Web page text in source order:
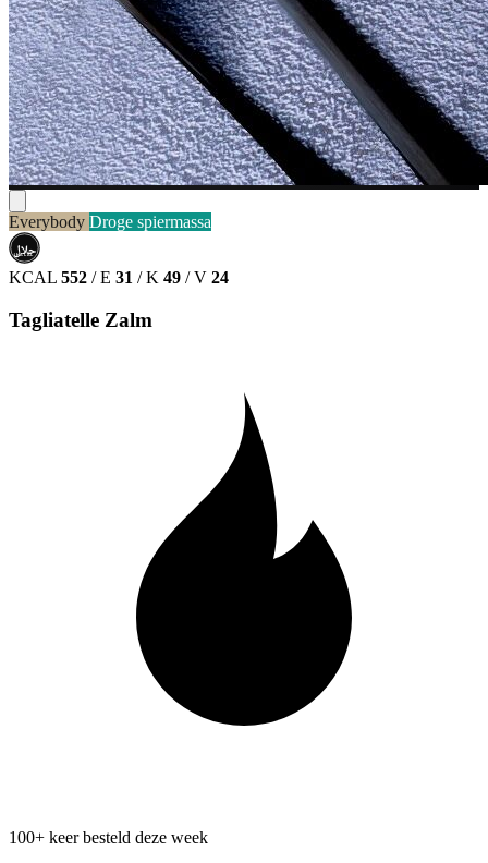
Everybody Droge spiermassa
حلال
HALAL
KCAL 552 / E 31 / K 49 / V 24
Tagliatelle Zalm
100+ keer besteld deze week